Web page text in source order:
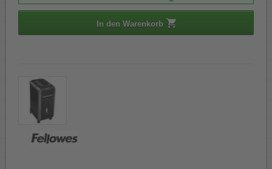
In den Warenkorb